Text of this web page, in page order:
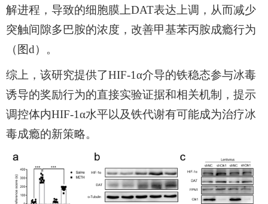
解进程，导致的细胞膜上DAT表达上调，从而减少
突触间隙多巴胺的浓度，改善甲基苯丙胺成瘾行为
（图d）。
综上，该研究提供了HIF-1α介导的铁稳态参与冰毒
诱导的奖励行为的直接实验证据和相关机制，提示
调控体内HIF-1α水平以及铁代谢有可能成为治疗冰
毒成瘾的新策略。